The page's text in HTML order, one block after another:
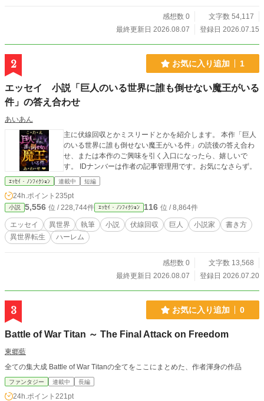
感想数 0
文字数 54,117
最終更新日 2026.08.07
登録日 2026.07.15
2 お気に入り追加 1
エッセイ 小説「巨人のいる世界に誰も倒せない魔王がいる
件」の答え合わせ
あいあん
主に伏線回収とかミスリードとかを紹介します。 本作「巨人
のいる世界に誰も倒せない魔王がいる件」の読後の答え合わ
せ、または本作のご興味を引く入口になったら、嬉しいで
す。 IDナンバーは作者の記事管理用です。お気になさらず。
ｴｯｾｲ・ﾉﾝﾌｨｸｼｮﾝ 連載中 短編
24h.ポイント 235pt
小説 5,556 位 / 228,744件 ｴｯｾｲ・ﾉﾝﾌｨｸｼｮﾝ 116 位 / 8,864件
エッセイ 異世界 執筆 小説 伏線回収 巨人 小説家
書き方
異世界転生
ハーレム
感想数 0
文字数 13,568
最終更新日 2026.08.07
登録日 2026.07.20
3 お気に入り追加 0
Battle of War Titan ～ The Final Attack on Freedom
東郷藍
全ての集大成 Battle of War Titanの全てをここにまとめた、作者渾身の作品
ファンタジー 連載中 長編
24h.ポイント 221pt